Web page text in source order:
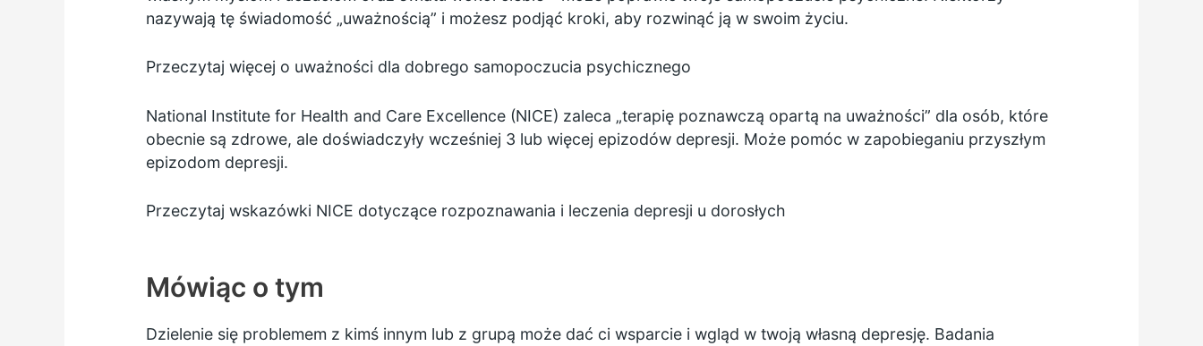
nazywają tę świadomość „uważnością” i możesz podjąć kroki, aby rozwinąć ją w swoim życiu.
Przeczytaj więcej o uważności dla dobrego samopoczucia psychicznego
National Institute for Health and Care Excellence (NICE) zaleca „terapię poznawczą opartą na uważności” dla osób, które
obecnie są zdrowe, ale doświadczyły wcześniej 3 lub więcej epizodów depresji. Może pomóc w zapobieganiu przyszłym
epizodom depresji.
Przeczytaj wskazówki NICE dotyczące rozpoznawania i leczenia depresji u dorosłych
Mówiąc o tym
Dzielenie się problemem z kimś innym lub z grupą może dać ci wsparcie i wgląd w twoją własną depresję. Badania